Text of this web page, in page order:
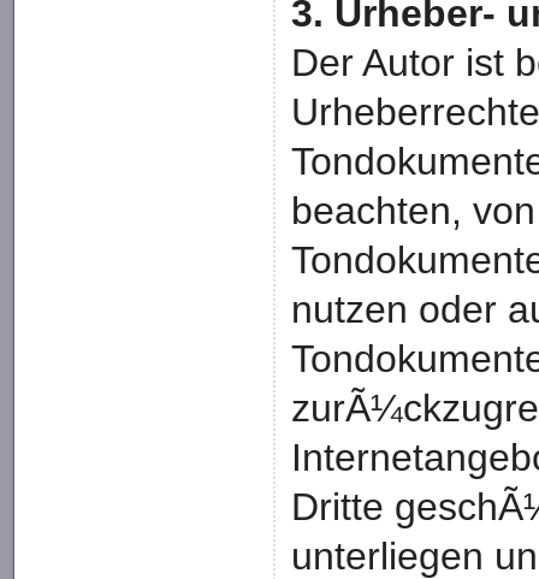
3. Urheber-
Der Autor ist
beachten,
nutzen oder
Dritte
unterliegen